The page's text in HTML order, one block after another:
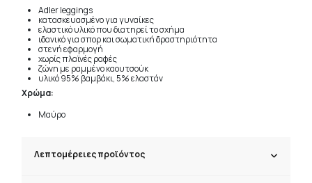
Adler leggings
κατασκευασμένο για γυναίκες
ελαστικό υλικό που διατηρεί το σχήμα
ιδανικό για σπορ και σωματική δραστηριότητα
στενή εφαρμογή
χωρίς πλαϊνές ραφές
ζώνη με ραμμένο καουτσούκ
υλικό 95% βαμβάκι, 5% ελαστάν
Χρώμα:
Μαύρο
Λεπτομέρειες προϊόντος